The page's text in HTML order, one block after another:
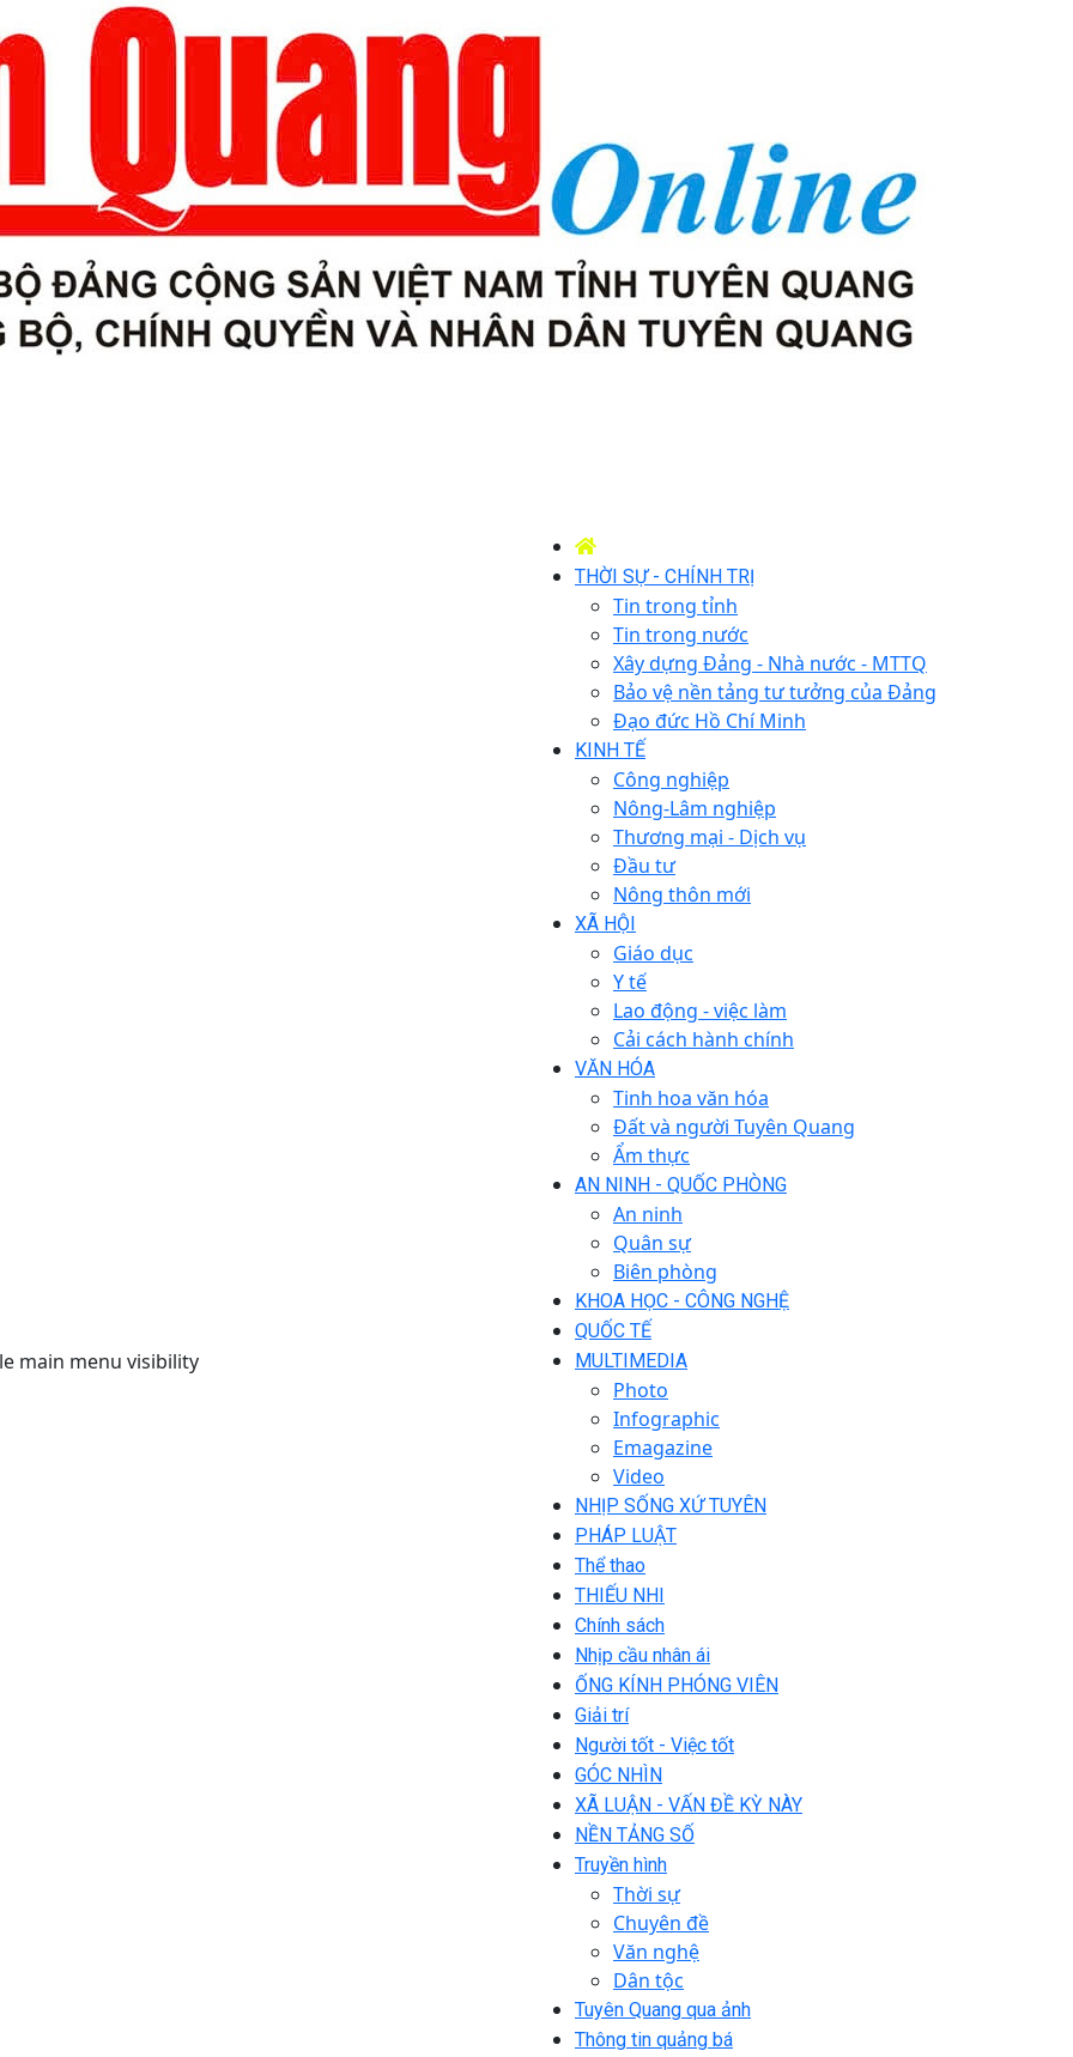
main menu visibility
THỜI SỰ - CHÍNH TRỊ
Tin trong tỉnh
Tin trong nước
Xây dựng Đảng - Nhà nước - MTTQ
Bảo vệ nền tảng tư tưởng của Đảng
Đạo đức Hồ Chí Minh
KINH TẾ
Công nghiệp
Nông-Lâm nghiệp
Thương mại - Dịch vụ
Đầu tư
Nông thôn mới
XÃ HỘI
Giáo dục
Y tế
Lao động - việc làm
Cải cách hành chính
VĂN HÓA
Tinh hoa văn hóa
Đất và người Tuyên Quang
Ẩm thực
AN NINH - QUỐC PHÒNG
An ninh
Quân sự
Biên phòng
KHOA HỌC - CÔNG NGHỆ
QUỐC TẾ
MULTIMEDIA
Photo
Infographic
Emagazine
Video
NHỊP SỐNG XỨ TUYÊN
PHÁP LUẬT
Thể thao
THIẾU NHI
Chính sách
Nhịp cầu nhân ái
ỐNG KÍNH PHÓNG VIÊN
Giải trí
Người tốt - Việc tốt
GÓC NHÌN
XÃ LUẬN - VẤN ĐỀ KỲ NÀY
NỀN TẢNG SỐ
Truyền hình
Thời sự
Chuyên đề
Văn nghệ
Dân tộc
Tuyên Quang qua ảnh
Thông tin quảng bá